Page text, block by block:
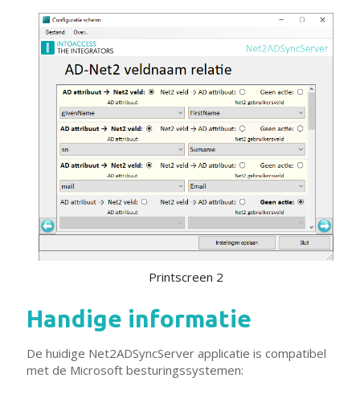
Printscreen 2
Handige informatie
De huidige Net2ADSyncServer applicatie is compatibel
met de Microsoft besturingssystemen: